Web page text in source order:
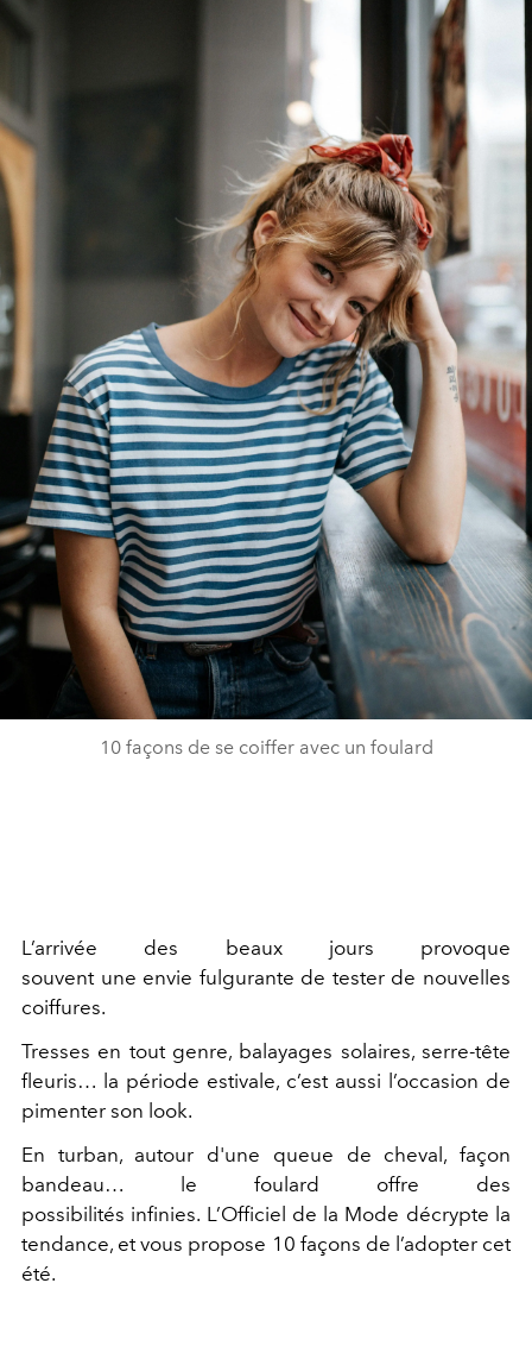
10 façons de se coiffer avec un foulard
L’arrivée des beaux jours provoque
souvent une envie fulgurante de tester de nouvelles
coiffures.
Tresses en tout genre, balayages solaires, serre-tête
fleuris… la période estivale, c’est aussi l’occasion de
pimenter son look.
En turban, autour d'une queue de cheval, façon
bandeau… le foulard offre des
possibilités infinies. L’Officiel de la Mode décrypte la
tendance, et vous propose 10 façons de l’adopter cet
été.